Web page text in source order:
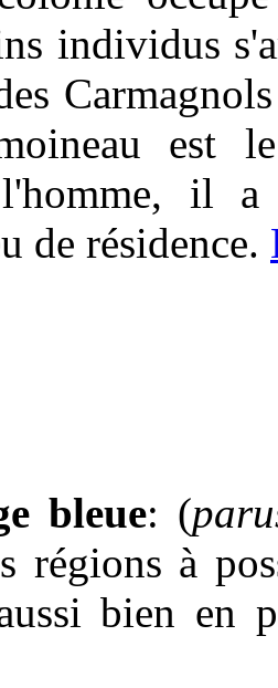
individus
est
il
de résidence.
bleue: (
régions à
bien en